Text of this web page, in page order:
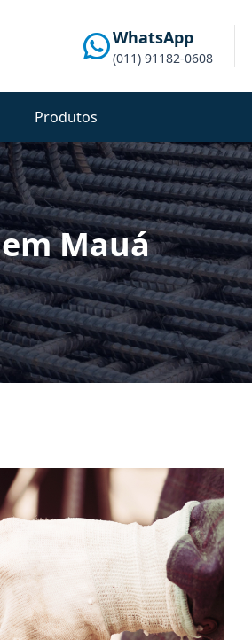
WhatsApp
(011) 91182-0608
Produtos
Mauá